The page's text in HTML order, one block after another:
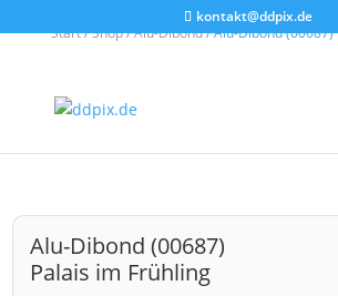
kontakt@ddpix.de
Start/Shop/Alu-Dibond/ Alu-Dibond (00687)
Alu-Dibond (00687)
Palais im Frühling